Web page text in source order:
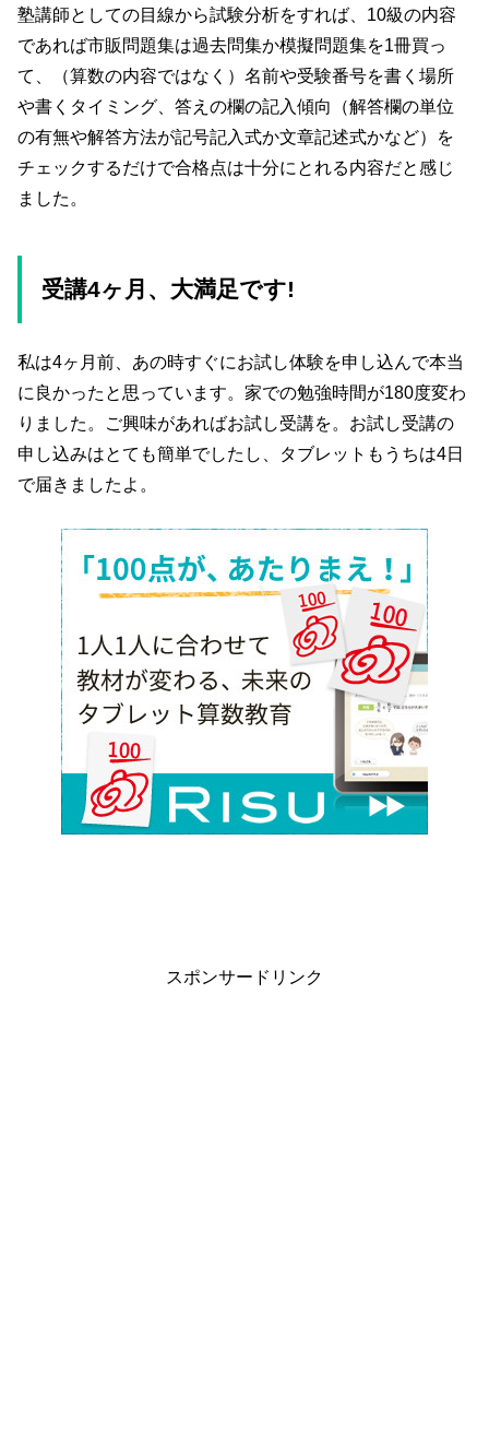
塾講師としての目線から試験分析をすれば、10級の内容
であれば市販問題集は過去問集か模擬問題集を1冊買っ
て、（算数の内容ではなく）名前や受験番号を書く場所
や書くタイミング、答えの欄の記入傾向（解答欄の単位
の有無や解答方法が記号記入式か文章記述式かなど）を
チェックするだけで合格点は十分にとれる内容だと感じ
ました。
受講4ヶ月、大満足です!
私は4ヶ月前、あの時すぐにお試し体験を申し込んで本当
に良かったと思っています。家での勉強時間が180度変わ
りました。ご興味があればお試し受講を。お試し受講の
申し込みはとても簡単でしたし、タブレットもうちは4日
で届きましたよ。
スポンサードリンク